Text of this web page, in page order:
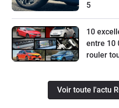
5
10
entre 10
rouler
Voir toute l'actu